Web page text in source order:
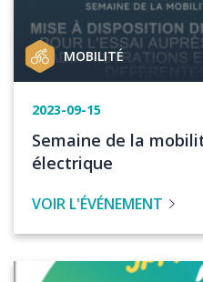
Catégorie
de
MOBILITÉ
Date
de
l'événement
2023-09-15
Titre
de
Semaine de la
électrique
VOIR L'ÉVÉNEMENT
Image